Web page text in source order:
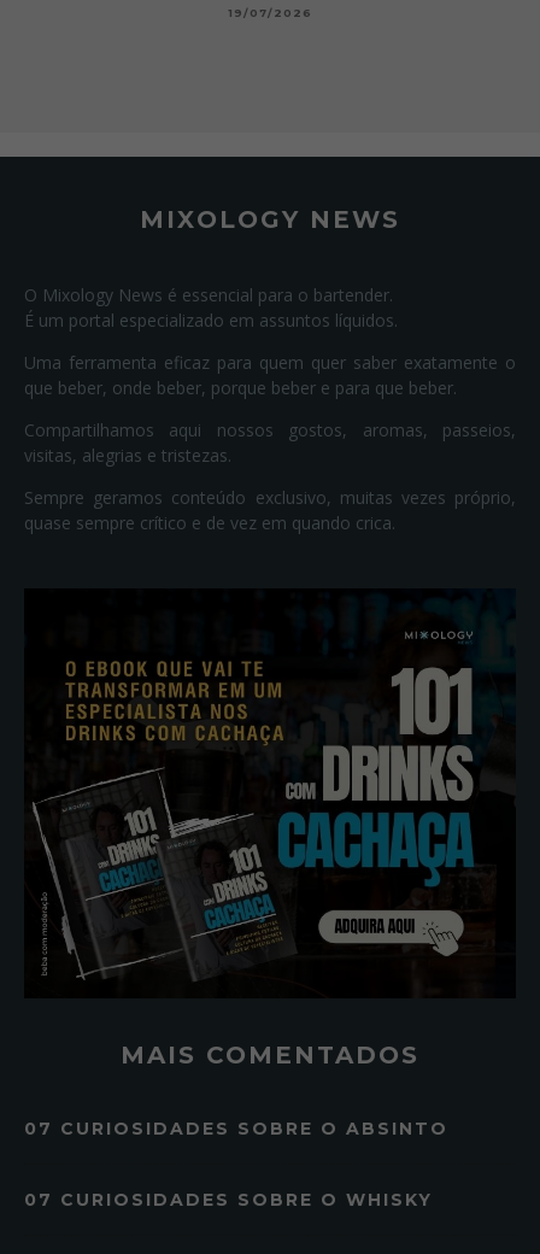
15/07/2026
MIXOLOGY NEWS
O Mixology News é essencial para o bartender.
É um portal especializado em assuntos líquidos.
Uma ferramenta eficaz para quem quer saber exatamente o
que beber, onde beber, porque beber e para que beber.
Compartilhamos aqui nossos gostos, aromas, passeios,
visitas, alegrias e tristezas.
Sempre geramos conteúdo exclusivo, muitas vezes próprio,
quase sempre crítico e de vez em quando crica.
MAIS COMENTADOS
07 CURIOSIDADES SOBRE O ABSINTO
07 CURIOSIDADES SOBRE O WHISKY